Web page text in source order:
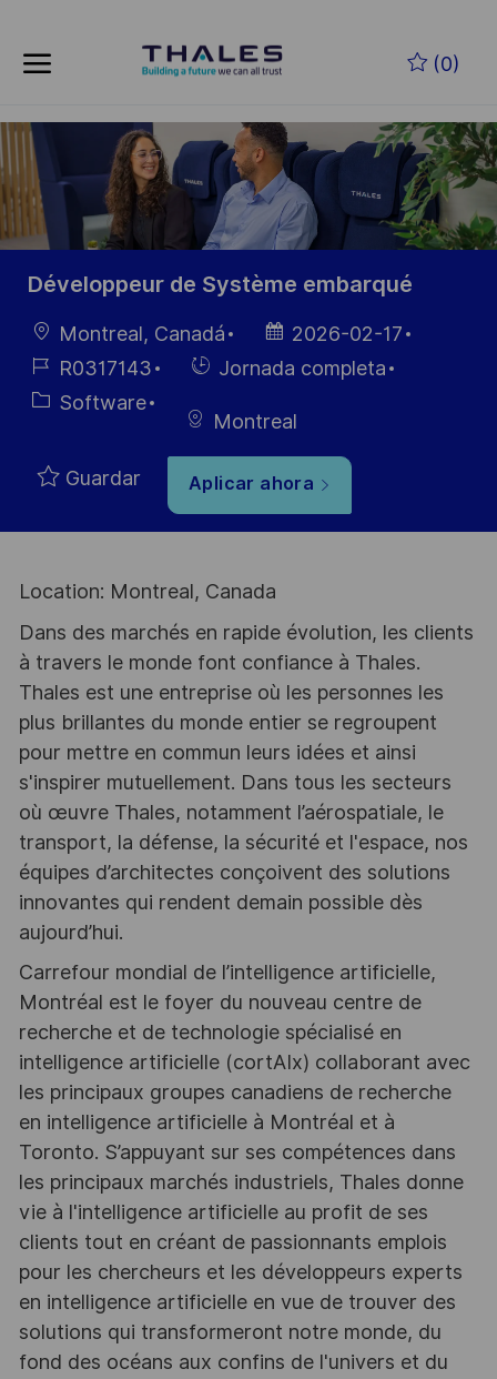
(0)
-
Développeur de Système embarqué
Ubicación
Montreal, Canadá
Fecha de
publicación
2026-02-17
ID de
empleo
R0317143
HiringJornada completa
Categoría
Software
Montreal
Guardar Aplicar ahora
Location: Montreal, Canada
Dans des marchés en rapide évolution, les clients
à travers le monde font confiance à Thales.
Thales est une entreprise où les personnes les
plus brillantes du monde entier se regroupent
pour mettre en commun leurs idées et ainsi
s'inspirer mutuellement. Dans tous les secteurs
où œuvre Thales, notamment l’aérospatiale, le
transport, la défense, la sécurité et l'espace, nos
équipes d’architectes conçoivent des solutions
innovantes qui rendent demain possible dès
aujourd’hui.
Carrefour mondial de l’intelligence artificielle,
Montréal est le foyer du nouveau centre de
recherche et de technologie spécialisé en
intelligence artificielle (cortAIx) collaborant avec
les principaux groupes canadiens de recherche
en intelligence artificielle à Montréal et à
Toronto. S’appuyant sur ses compétences dans
les principaux marchés industriels, Thales donne
vie à l'intelligence artificielle au profit de ses
clients tout en créant de passionnants emplois
pour les chercheurs et les développeurs experts
en intelligence artificielle en vue de trouver des
solutions qui transformeront notre monde, du
fond des océans aux confins de l'univers et du